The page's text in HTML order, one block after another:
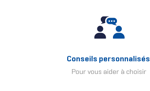
Conseils personnalisés
Pour vous aider à choisir